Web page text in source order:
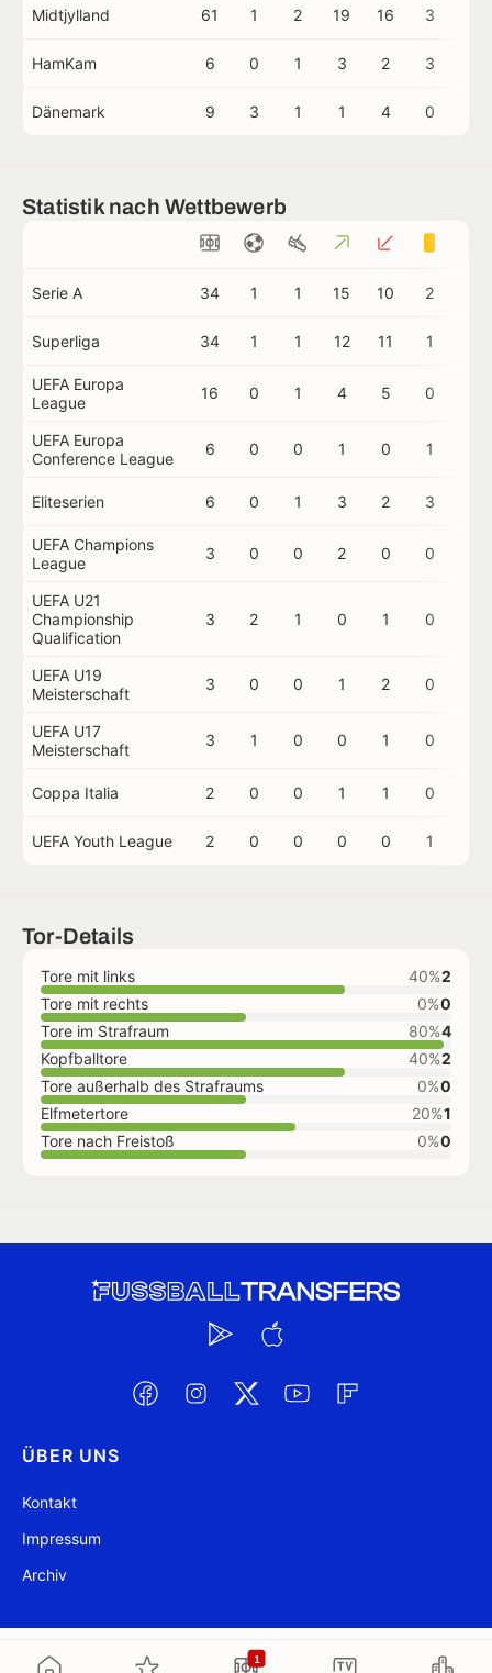
1
Midtjylland 61 1 2 19 16 3
HamKam 6 0 1 3 2 3
Dänemark 9 3 1 1 4 0
Statistik nach Wettbewerb
Serie A 34 1 1 15 10 2
Superliga 34 1 1 12 11 1
UEFA Europa
League
16 0 1 4 5 0
UEFA Europa
Conference League
6 0 0 1 0 1
Eliteserien 6 0 1 3 2 3
UEFA Champions
League
3 0 0 2 0 0
UEFA U21
Championship
Qualification
3 2 1 0 1 0
UEFA U19
Meisterschaft
3 0 0 1 2 0
UEFA U17
Meisterschaft
3 1 0 0 1 0
Coppa Italia 2 0 0 1 1 0
UEFA Youth League 2 0 0 0 0 1
Tor-Details
Tore mit links 40%2
Tore mit rechts
0%0
Tore im Strafraum
80%4
Kopfballtore
40%2
Tore außerhalb des Strafraums
0%0
Elfmetertore
20%1
Tore nach Freistoß
0%0
ÜBER UNS
Kontakt
Impressum
Archiv
@ FussballTransfers.com 2009-2026